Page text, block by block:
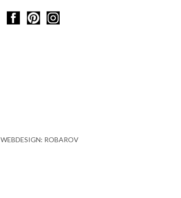
WEBDESIGN: ROBAROV